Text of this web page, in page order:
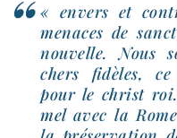
« envers et
menaces de
nou­velle. Nous
chers fidèles,
pour le christ
mel avec la